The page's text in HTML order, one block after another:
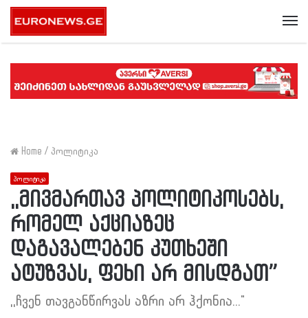
Home / პოლიტიკა
პოლიტიკა
,,მივმართავ პოლიტიკოსებს,
რომელ აქციაზეც
დაგავალებენ კუთხეში
ატუზვას, ფეხი არ მისდგათ”
,,ჩვენ თავგანწირვას აზრი არ ჰქონია..."